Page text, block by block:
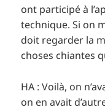
ont participé à
technique. Si on
doit regarder la
choses chiantes
HA : Voilà, on
on en avait